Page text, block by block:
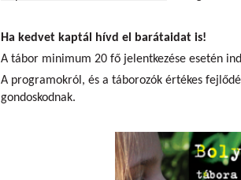
Ha kedvet kaptál hívd el barátaidat is!
A tábor minimum 20 fő jelentkezése esetén
A programokról, és a táborozók értékes
gondoskodnak.